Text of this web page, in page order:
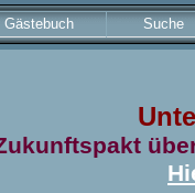
Gästebuch Suche